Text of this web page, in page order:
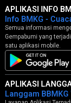
APLIKASI INFO
Info BMKG -
Semua informasi
Gempabumi yang
satu aplikasi mobile.
APLIKASI
Langgam BBMKG